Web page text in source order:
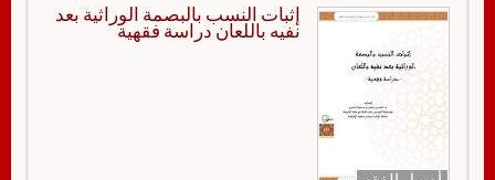
إثبات النسب بالبصمة الوراثية بعد
نفيه باللعان دراسة فقهية